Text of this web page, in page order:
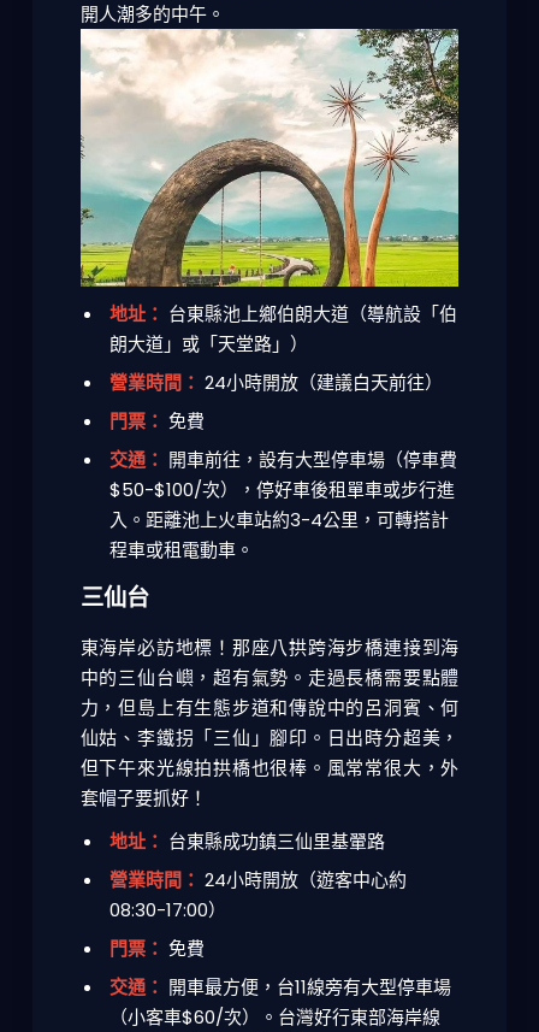
開人潮多的中午。
地址： 台東縣池上鄉伯朗大道（導航設「伯
朗大道」或「天堂路」）
營業時間： 24小時開放（建議白天前往）
門票： 免費
交通： 開車前往，設有大型停車場（停車費
$50-$100/次），停好車後租單車或步行進
入。距離池上火車站約3-4公里，可轉搭計
程車或租電動車。
三仙台
東海岸必訪地標！那座八拱跨海步橋連接到海
中的三仙台嶼，超有氣勢。走過長橋需要點體
力，但島上有生態步道和傳說中的呂洞賓、何
仙姑、李鐵拐「三仙」腳印。日出時分超美，
但下午來光線拍拱橋也很棒。風常常很大，外
套帽子要抓好！
地址： 台東縣成功鎮三仙里基翬路
營業時間： 24小時開放（遊客中心約
08:30-17:00）
門票： 免費
交通： 開車最方便，台11線旁有大型停車場
（小客車$60/次）。台灣好行東部海岸線